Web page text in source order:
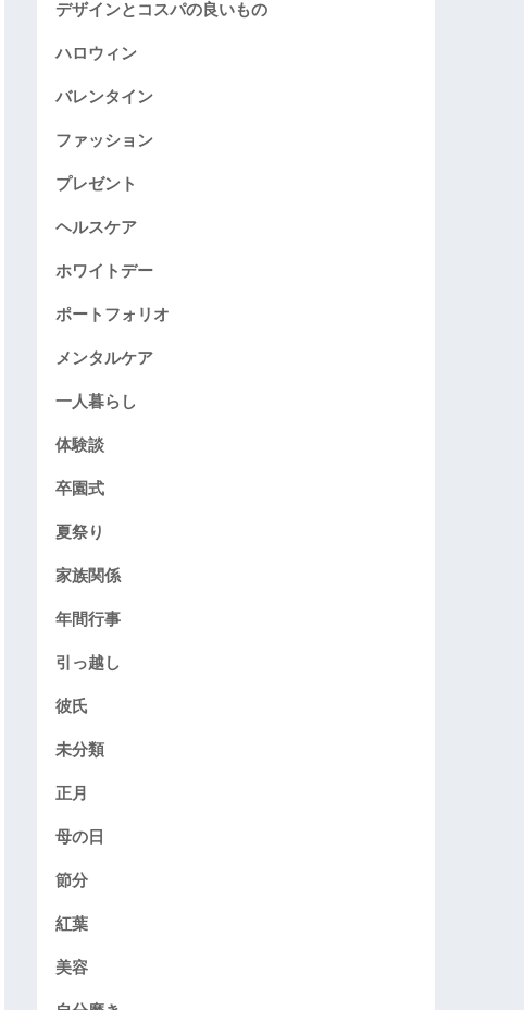
デザインとコスパの良いもの
ハロウィン
バレンタイン
ファッション
プレゼント
ヘルスケア
ホワイトデー
ポートフォリオ
メンタルケア
一人暮らし
体験談
卒園式
夏祭り
家族関係
年間行事
引っ越し
彼氏
未分類
正月
母の日
節分
紅葉
美容